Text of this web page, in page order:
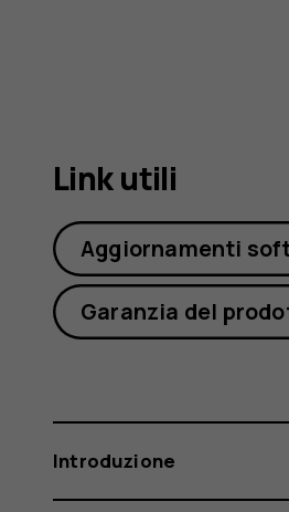
Link utili
Aggiornamenti
Garanzia del
Introduzione